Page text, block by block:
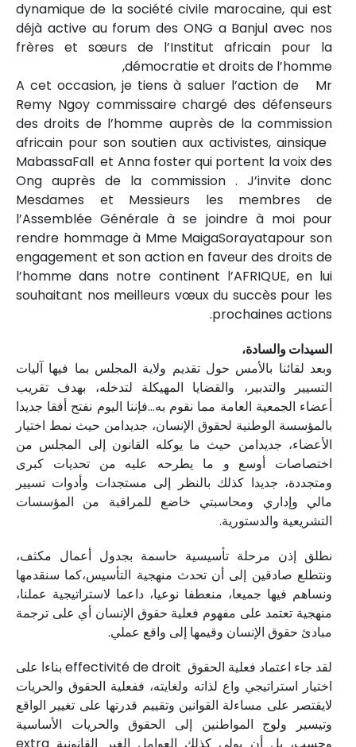
dynamique de la société civile marocaine, qui est
déjà active au forum des ONG a Banjul avec nos
frères et sœurs de l’Institut africain pour la
démocratie et droits de l’homme,
A cet occasion, je tiens à saluer l’action de Mr
Remy Ngoy commissaire chargé des défenseurs
des droits de l’homme auprès de la commission
africain pour son soutien aux activistes, ainsique
MabassaFall et Anna foster qui portent la voix des
Ong auprès de la commission . J’invite donc
Mesdames et Messieurs les membres de
l’Assemblée Générale à se joindre à moi pour
rendre hommage à Mme MaigaSorayatapour son
engagement et son action en faveur des droits de
l’homme dans notre continent l’AFRIQUE, en lui
souhaitant nos meilleurs vœux du succès pour les
prochaines actions.
السيدات والسادة،
وبعد لقائنا بالأمس حول تقديم ولاية المجلس بما فيها آليات
التسيير والتدبير، والقضايا المهيكلة لتدخله، بهدف تقريب
أعضاء الجمعية العامة مما نقوم به...فإننا اليوم نفتح أفقا جديدا
بالمؤسسة الوطنية لحقوق الإنسان، جديدامن حيث نمط اختيار
الأعضاء، جديدامن حيث ما يوكله القانون إلى المجلس من
اختصاصات أوسع و ما يطرحه عليه من تحديات كبرى
ومتجددة، جديدا كذلك بالنظر إلى مستجدات وأدوات تسيير
مالي وإداري ومحاسبتي خاضع للمراقبة من المؤسسات
التشريعية والدستورية.
نطلق إذن مرحلة تأسيسية حاسمة بجدول أعمال مكثف،
ونتطلع صادقين إلى أن تحدث منهجية التأسيس،كما سنقدمها
ونساهم فيها جميعا، منعطفا نوعيا، داعما لاستراتيجية عملنا،
منهجية تعتمد على مفهوم فعلية حقوق الإنسان أي على ترجمة
مبادئ حقوق الإنسان وقيمها إلى واقع عملي.
لقد جاء اعتماد فعلية الحقوق effectivité de droit بناءا على
اختيار استراتيجي واع لذاته ولغايته، ففعلية الحقوق والحريات
لايقتصر على مساءلة القوانين وتقييم قدرتها على تغيير الواقع
وتيسير ولوج المواطنين إلى الحقوق والحريات الأساسية